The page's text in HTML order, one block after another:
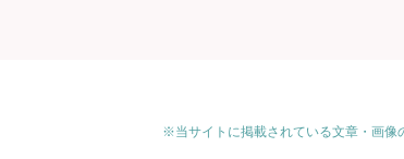
※当サイトに掲載されている文章・画像